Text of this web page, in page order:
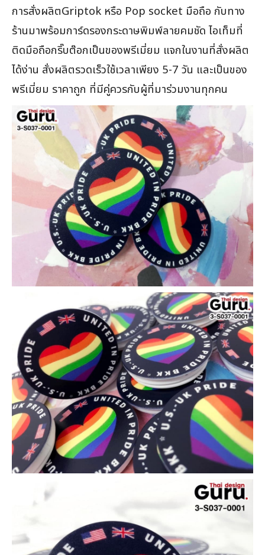
การสั่งผลิตGriptok หรือ Pop socket มือถือ กับทาง
ร้านมาพร้อมการ์ดรองกระดาษพิมพ์ลายคมชัด ไอเท็มที่
ติดมือถือกริ๊บต๊อกเป็นของพรีเมี่ยม แจกในงานที่สั่งผลิต
ได้ง่าน สั่งผลิตรวดเร็วใช้เวลาเพียง 5-7 วัน และเป็นของ
พรีเมี่ยม ราคาถูก ที่มีคู่ควรกับผู้ที่มาร่วมงานทุกคน